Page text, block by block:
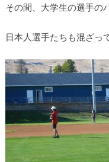
その間、大学生の選手の
日本人選手たちも混ざっ